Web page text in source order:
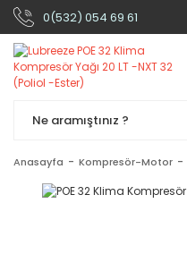
0(532) 054 69 61
Anasayfa Kompresör-Motor